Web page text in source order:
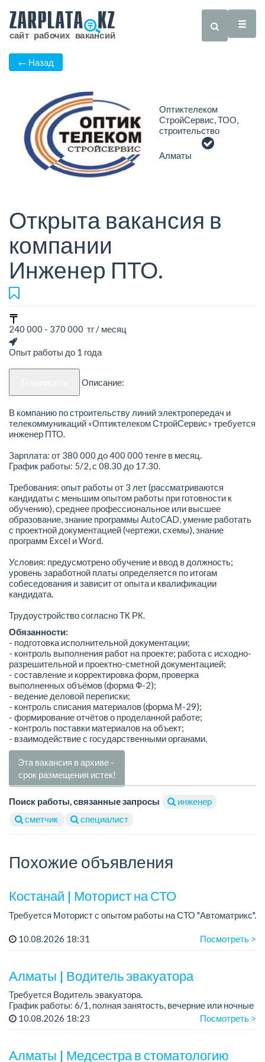
← Назад
Оптиктелеком
СтройСервис, ТОО,
строительство
Алматы
Открыта вакансия в
компании
Инженер ПТО.
240 000 - 370 000 тг / месяц
Опыт работы до 1 года
Описание:
В компанию по строительству линий электропередач и
телекоммуникаций «Оптиктелеком СтройСервис» требуется
инженер ПТО.
Зарплата: от 380 000 до 400 000 тенге в месяц.
График работы: 5/2, с 08.30 до 17.30.
Требования: опыт работы от 3 лет (рассматриваются
кандидаты с меньшим опытом работы при готовности к
обучению), среднее профессиональное или высшее
образование, знание программы AutoCAD, умение работать
с проектной документацией (чертежи, схемы), знание
программ Excel и Word.
Условия: предусмотрено обучение и ввод в должность;
уровень заработной платы определяется по итогам
собеседования и зависит от опыта и квалификации
кандидата.
Трудоустройство согласно ТК РК.
Обязанности:
- подготовка исполнительной документации;
- контроль выполнения работ на проекте; работа с исходно-
разрешительной и проектно-сметной документацией;
- составление и корректировка форм, проверка
выполненных объёмов (форма Ф-2);
- ведение деловой переписки;
- контроль списания материалов (форма М-29);
- формирование отчётов о проделанной работе;
- контроль поставки материалов на объект;
- взаимодействие с государственными органами.
Эта вакансия в архиве -
срок размещения истек!
Поиск работы, связанные запросы
инженер
сметчик
специалист
Похожие объявления
Костанай | Моторист на СТО
Требуется Моторист с опытом работы на СТО "Автоматрикс".
Условия:
10.08.2026 18:31 Посмотреть >
Алматы | Водитель эвакуатора
Требуется Водитель эвакуатора.
График работы: 6/1, полная занятость, вечерние или ночные
смены.
- знани...
10.08.2026 18:23 Посмотреть >
Алматы | Медсестра в стоматологию